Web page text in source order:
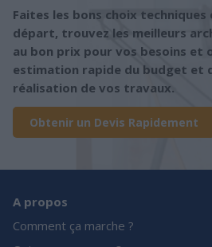
Faites les bons choix
départ, trouvez les meilleurs
au bon prix pour vos besoins et
estimation rapide du budget et
réalisation de vos travaux.
Obtenir un Devis Rapidement
A propos
Comment ça marche ?